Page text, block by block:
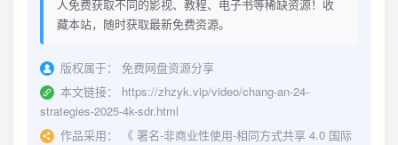
人免费获取不同的影视、教程、电子书等稀缺资源！收
藏本站，随时获取最新免费资源。
版权属于：
免费网盘资源分享
本文链接：
https://zhzyk.vip/video/chang-an-24-
strategies-2025-4k-sdr.html
作品采用：
《 署名-非商业性使用-相同方式共享 4.0 国际